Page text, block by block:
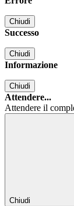
Chiudi
Successo
Chiudi
Informazione
Chiudi
Attendere...
Attendere il
Chiudi